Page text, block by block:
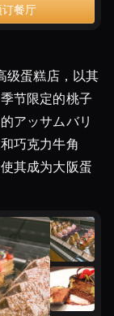
餐厅
级蛋糕店，以其
节限定的桃子
アッサムバリ
巧克力牛角
其成为大阪蛋